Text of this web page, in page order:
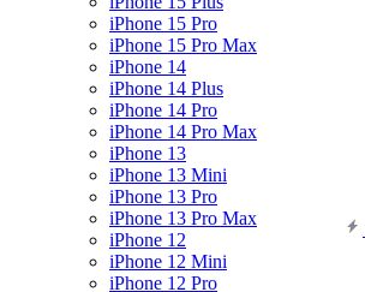
iPhone 15 Pro
iPhone 15 Pro Max
iPhone 14
iPhone 14 Plus
iPhone 14 Pro
iPhone 14 Pro Max
iPhone 13
iPhone 13 Mini
iPhone 13 Pro
iPhone 13 Pro Max
iPhone 12
iPhone 12 Mini
iPhone 12 Pro